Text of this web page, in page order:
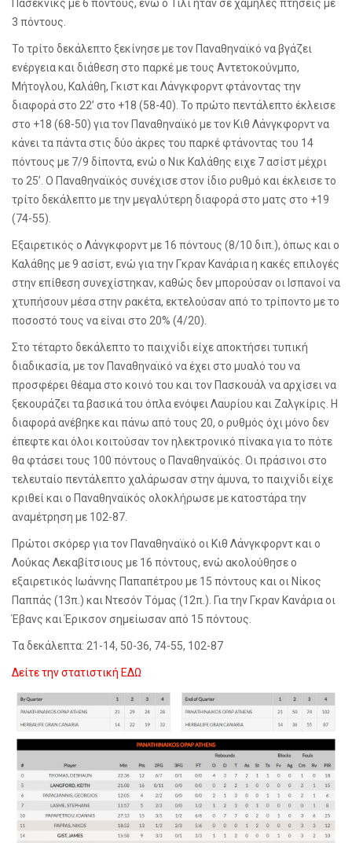
Πασέκνικς με 6 πόντους, ενώ ο Τιλί ήταν σε χαμηλές πτήσεις με
3 πόντους.
Το τρίτο δεκάλεπτο ξεκίνησε με τον Παναθηναϊκό να βγάζει
ενέργεια και διάθεση στο παρκέ με τους Αντετοκούνμπο,
Μήτογλου, Καλάθη, Γκιστ και Λάνγκφορντ φτάνοντας την
διαφορά στο 22’ στο +18 (58-40). Το πρώτο πεντάλεπτο έκλεισε
στο +18 (68-50) για τον Παναθηναϊκό με τον Κιθ Λάνγκφορντ να
κάνει τα πάντα στις δύο άκρες του παρκέ φτάνοντας του 14
πόντους με 7/9 δίποντα, ενώ ο Νικ Καλάθης ειχε 7 ασίστ μέχρι
το 25’. Ο Παναθηναϊκός συνέχισε στον ίδιο ρυθμό και έκλεισε το
τρίτο δεκάλεπτο με την μεγαλύτερη διαφορά στο ματς στο +19
(74-55).
Εξαιρετικός ο Λάνγκφορντ με 16 πόντους (8/10 διπ.), όπως και ο
Καλάθης με 9 ασίστ, ενώ για την Γκραν Κανάρια η κακές επιλογές
στην επίθεση συνεχίστηκαν, καθώς δεν μπορούσαν οι Ισπανοί να
χτυπήσουν μέσα στην ρακέτα, εκτελούσαν από το τρίποντο με το
ποσοστό τους να είναι στο 20% (4/20).
Στο τέταρτο δεκάλεπτο το παιχνίδι είχε αποκτήσει τυπική
διαδικασία, με τον Παναθηναϊκό να έχει στο μυαλό του να
προσφέρει θέαμα στο κοινό του και τον Πασκουάλ να αρχίσει να
ξεκουράζει τα βασικά του όπλα ενόψει Λαυρίου και Ζαλγκίρις. Η
διαφορά ανέβηκε και πάνω από τους 20, ο ρυθμός όχι μόνο δεν
έπεφτε και όλοι κοιτούσαν τον ηλεκτρονικό πίνακα για το πότε
θα φτάσει τους 100 πόντους ο Παναθηναϊκός. Οι πράσινοι στο
τελευταίο πεντάλεπτο χαλάρωσαν στην άμυνα, το παιχνίδι είχε
κριθεί και ο Παναθηναϊκός ολοκλήρωσε με κατοστάρα την
αναμέτρηση με 102-87.
Πρώτοι σκόρερ για τον Παναθηναϊκό οι Κιθ Λάνγκφορντ και ο
Λούκας Λεκαβίτσιους με 16 πόντους, ενώ ακολούθησε ο
εξαιρετικός Ιωάννης Παπαπέτρου με 15 πόντους και οι Νίκος
Παππάς (13π.) και Ντεσόν Τόμας (12π.). Για την Γκραν Κανάρια οι
Έβανς και Έρικσον σημείωσαν από 15 πόντους.
Τα δεκάλεπτα: 21-14, 50-36, 74-55, 102-87
Δείτε την στατιστική ΕΔΩ